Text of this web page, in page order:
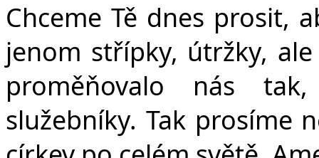
Chceme Tě dnes prosit,
jenom střípky, útržky,
proměňovalo nás
služebníky. Tak prosíme